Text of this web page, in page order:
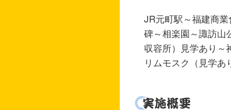
JR元町駅～福建商
碑～相楽園～諏訪山
収容所）見学あり～
リムモスク（見学あ